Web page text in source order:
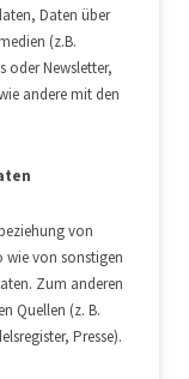
Daten über
(z.B.
oder Newsletter,
andere mit den
von
wie von sonstigen
Zum anderen
Quellen (z. B.
Presse).